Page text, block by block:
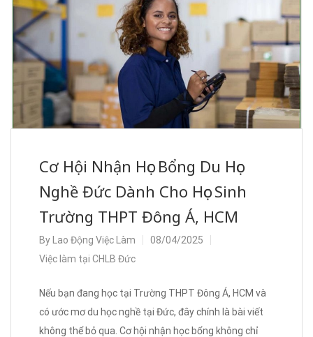
Cơ Hội Nhận Học Bổng Du Học
Nghề Đức Dành Cho Học Sinh
Trường THPT Đông Á, HCM
By Lao Động Việc Làm
08/04/2025
Việc làm tại CHLB Đức
Nếu bạn đang học tại Trường THPT Đông Á, HCM và
có ước mơ du học nghề tại Đức, đây chính là bài viết
không thể bỏ qua. Cơ hội nhận học bổng không chỉ